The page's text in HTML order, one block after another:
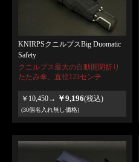
KNIRPSクニルプスBig Duomatic
Safety
クニルプス最大の自動開閉折り
たたみ傘。直径123センチ
￥10,450→ ￥9,196(税込)
(30個名入れ無し価格)